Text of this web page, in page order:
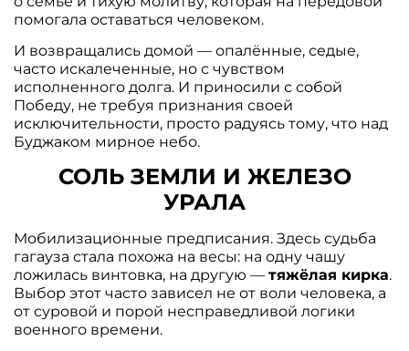
помогала оставаться человеком.
И возвращались домой — опалённые, седые,
часто искалеченные, но с чувством
исполненного долга. И приносили с собой
Победу, не требуя признания своей
исключительности, просто радуясь тому, что над
Буджаком мирное небо.
СОЛЬ ЗЕМЛИ И ЖЕЛЕЗО
УРАЛА
Мобилизационные предписания. Здесь судьба
гагауза стала похожа на весы: на одну чашу
ложилась винтовка, на другую —тяжёлая кирка.
Выбор этот часто зависел не от воли человека, а
от суровой и порой несправедливой логики
военного времени.